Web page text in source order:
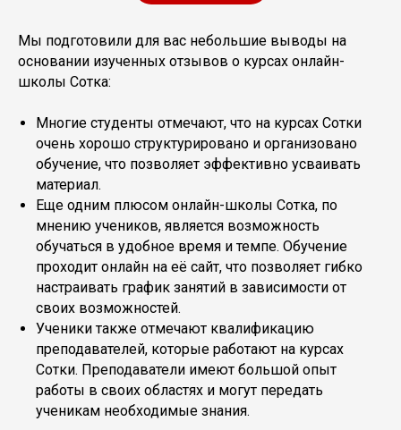
Мы подготовили для вас небольшие выводы на
основании изученных отзывов о курсах онлайн-
школы Сотка:
Многие студенты отмечают, что на курсах Сотки
очень хорошо структурировано и организовано
обучение, что позволяет эффективно усваивать
материал.
Еще одним плюсом онлайн-школы Сотка, по
мнению учеников, является возможность
обучаться в удобное время и темпе. Обучение
проходит онлайн на её сайт, что позволяет гибко
настраивать график занятий в зависимости от
своих возможностей.
Ученики также отмечают квалификацию
преподавателей, которые работают на курсах
Сотки. Преподаватели имеют большой опыт
работы в своих областях и могут передать
ученикам необходимые знания.